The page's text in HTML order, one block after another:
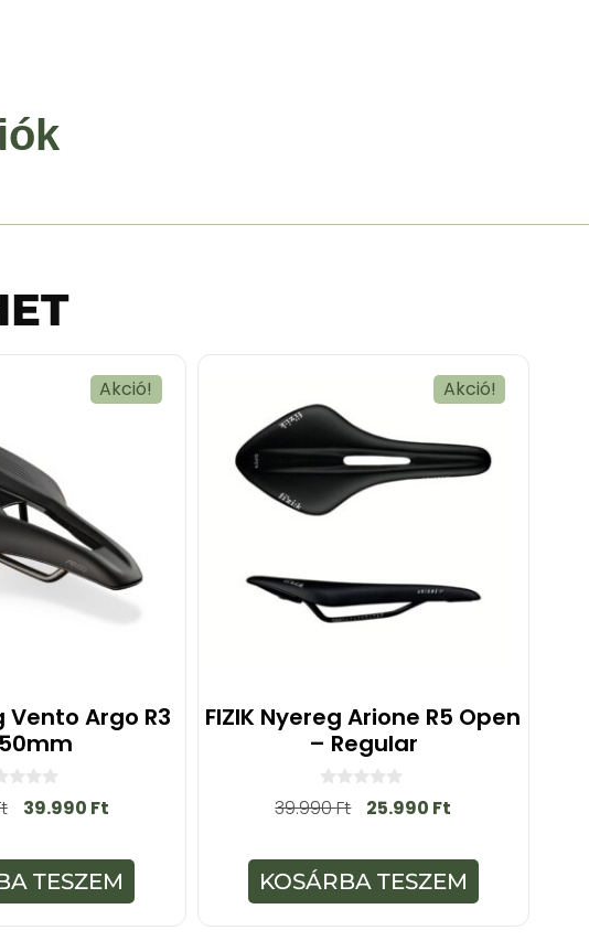
Akció!
Vento Argo R3
39.990 Ft
TESZEM
Akció!
FIZIK Nyereg Arione R5 Open
– Regular
0
a
-
b
ő
l
39.990Ft 25.990 Ft
KOSÁRBA TESZEM